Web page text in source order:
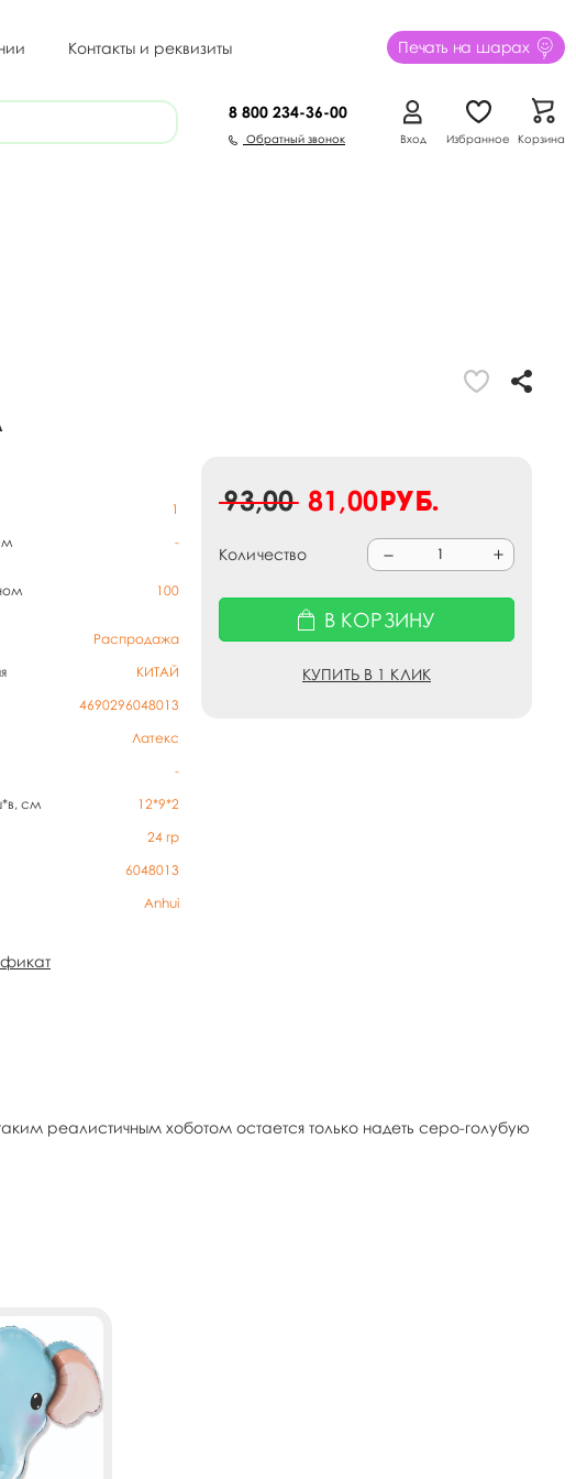
Контакты и реквизиты Печать на шарах
8 800 234-36-00
Обратный звонок Вход Избранное Корзина
1
-
100
Распродажа
КИТАЙ
4690296048013
Латекс
-
см
12*9*2
24 гр
6048013
Anhui
93,00 81,00руб.
Количество
В КОРЗИНУ
КУПИТЬ В 1 КЛИК
реалистичным хоботом остается только надеть серо-голубую